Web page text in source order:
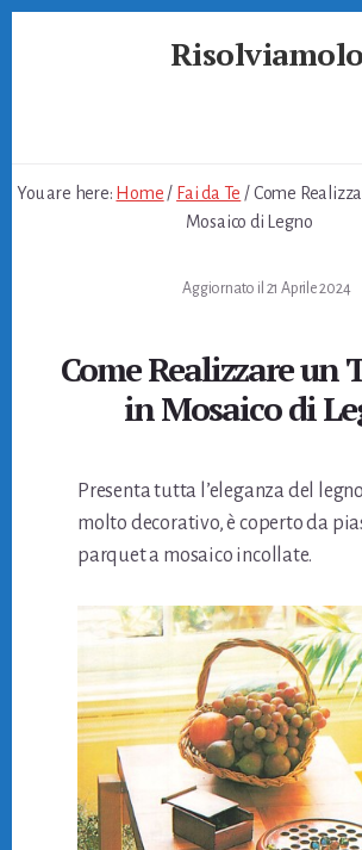
Risolviamolo
You are here: Home / Fai da Te /Come
Mosaico di Legno
Aggiornato il 21 Aprile 2024
Come Realizzare un
in Mosaico di
Presenta tutta l’eleganza del
molto decorativo, è coperto da
parquet a mosaico incollate.